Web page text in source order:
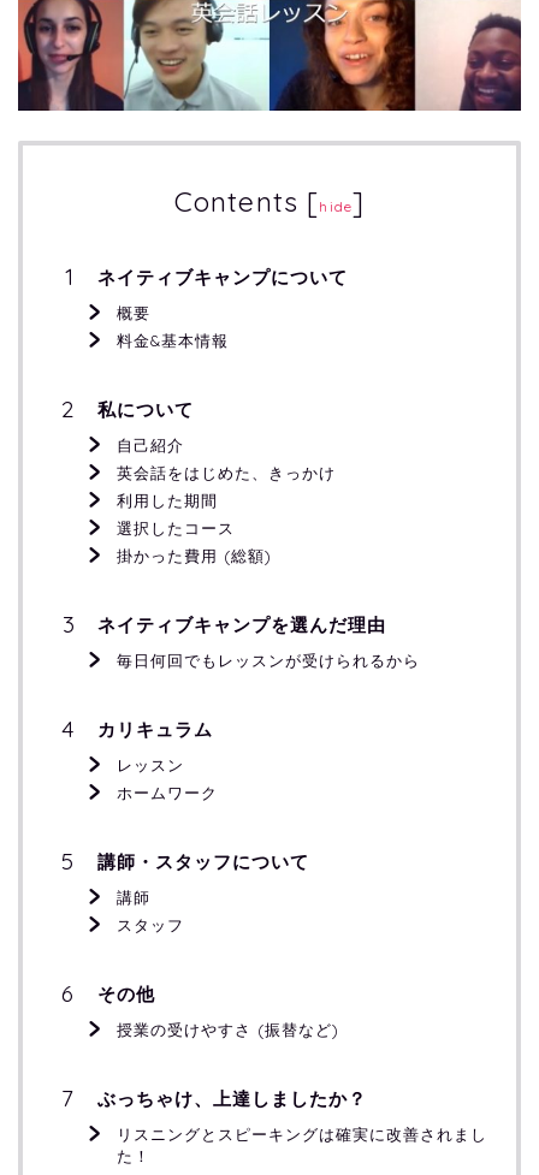
Contents [hide]
ネイティブキャンプについて
概要
料金&基本情報
私について
自己紹介
英会話をはじめた、きっかけ
利用した期間
選択したコース
掛かった費用 (総額)
ネイティブキャンプを選んだ理由
毎日何回でもレッスンが受けられるから
カリキュラム
レッスン
ホームワーク
講師・スタッフについて
講師
スタッフ
その他
授業の受けやすさ (振替など)
ぶっちゃけ、上達しましたか？
リスニングとスピーキングは確実に改善されまし
た！